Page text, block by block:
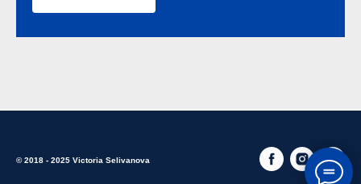
© 2018 - 2025 Victoria Selivanova